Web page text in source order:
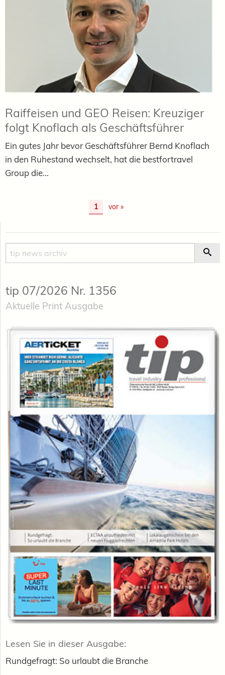
Raiffeisen und GEO Reisen: Kreuziger
folgt Knoflach als Geschäftsführer
Ein gutes Jahr bevor Geschäftsführer Bernd Knoflach
in den Ruhestand wechselt, hat die bestfortravel
Group die...
1 vor »
Suche
tip 07/2026 Nr. 1356
Aktuelle Print Ausgabe
Lesen Sie in dieser Ausgabe:
Rundgefragt: So urlaubt die Branche